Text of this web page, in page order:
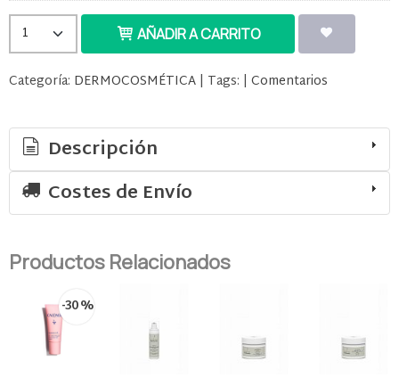
AÑADIR A CARRITO
Categoría: DERMOCOSMÉTICA | Tags: | Comentarios
Descripción
Costes de Envío
Productos Relacionados
-30 %